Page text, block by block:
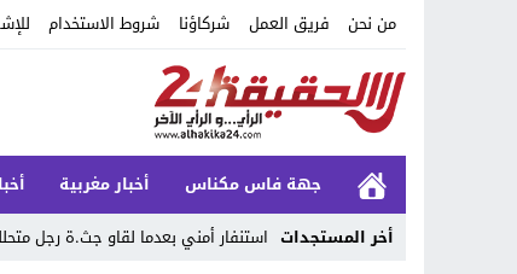
من نحن فريق العمل شركاؤنا شروط الاستخدام
جهة فاس مكناس أخبار مغربية
أخر المستجدات استنفار أمني بعدما لقاو جث.ة رجل